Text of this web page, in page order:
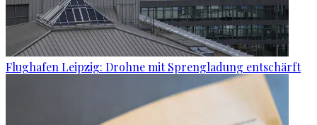
Flughafen Leipzig: Drohne mit Sprengladung entschärft